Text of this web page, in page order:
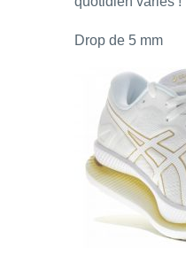
Drop de 5 mm